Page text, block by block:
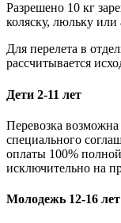
Разрешено 10 кг
коляску, люльку или
Для перелета в
рассчитывается
Дети 2-11 лет
Перевозка
специального
оплаты 100%
исключительно на
Молодежь 12-16 лет